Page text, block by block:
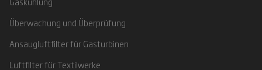
Überwachung und Überprüfung
Ansaugluftfilter für Gasturbinen
Luftfilter für Textilwerke